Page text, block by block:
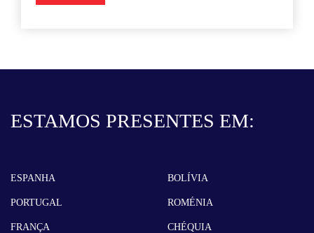
ESTAMOS PRESENTES EM:
ESPANHA
PORTUGAL
FRANÇA
BOLÍVIA
ROMÉNIA
CHÉQUIA